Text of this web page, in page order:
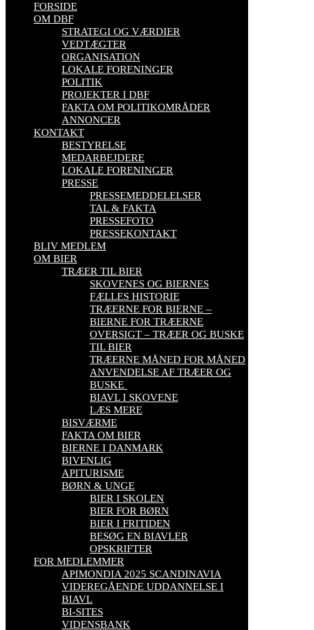
FORSIDE
OM DBF
STRATEGI OG VÆRDIER
VEDTÆGTER
ORGANISATION
LOKALE FORENINGER
POLITIK
PROJEKTER I DBF
FAKTA OM POLITIKOMRÅDER
ANNONCER
KONTAKT
BESTYRELSE
MEDARBEJDERE
LOKALE FORENINGER
PRESSE
PRESSEMEDDELELSER
TAL & FAKTA
PRESSEFOTO
PRESSEKONTAKT
BLIV MEDLEM
OM BIER
TRÆER TIL BIER
SKOVENES OG BIERNES
FÆLLES HISTORIE
TRÆERNE FOR BIERNE –
BIERNE FOR TRÆERNE
OVERSIGT – TRÆER OG BUSKE
TIL BIER
TRÆERNE MÅNED FOR MÅNED
ANVENDELSE AF TRÆER OG
BUSKE
BIAVL I SKOVENE
LÆS MERE
BISVÆRME
FAKTA OM BIER
BIERNE I DANMARK
BIVENLIG
APITURISME
BØRN & UNGE
BIER I SKOLEN
BIER FOR BØRN
BIER I FRITIDEN
BESØG EN BIAVLER
OPSKRIFTER
FOR MEDLEMMER
APIMONDIA 2025 SCANDINAVIA
VIDEREGÅENDE UDDANNELSE I
BIAVL
BI-SITES
VIDENSBANK